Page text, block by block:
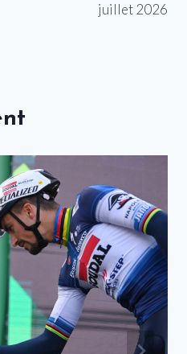
juillet 2026